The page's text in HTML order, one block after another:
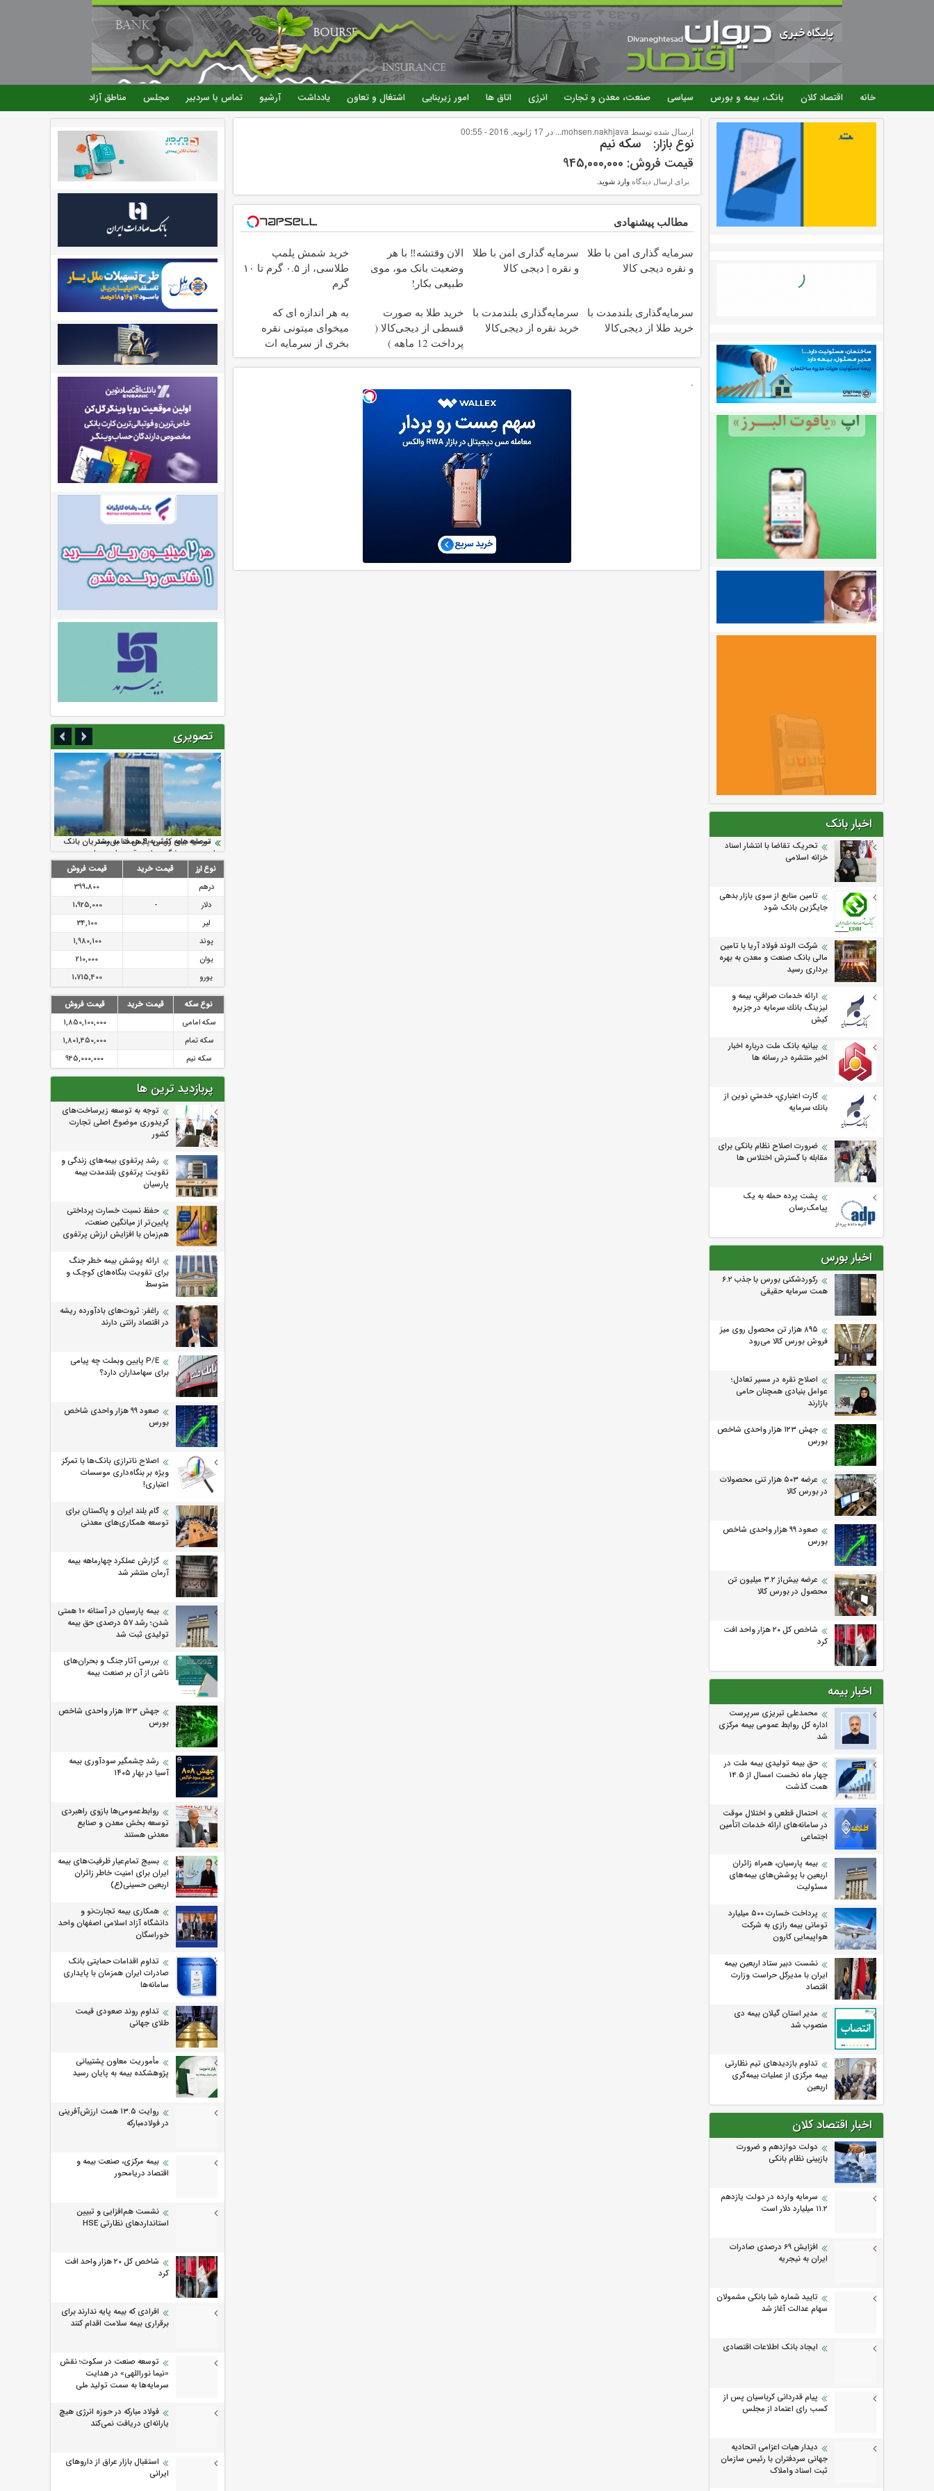
رفتن
به
محتوای
اصلی
خانه اقتصاد کلان بانک، بیمه و بورس سیاسی صنعت، معدن و تجارت انرژی اتاق ها امور زیربنایی اشتغال و تعاون یادداشت آرشیو تماس با سردبیر مجلس مناطق آزاد
اخبار بانک
تحریک تقاضا با انتشار اسناد
خزانه اسلامی
تامین منابع از سوی بازار بدهی
جایگزین بانک شود
شرکت الوند فولاد آریا با تامین
مالی بانک صنعت و معدن به بهره
برداری رسید
ارائه خدمات صرافي، بيمه و
ليزينگ بانك سرمايه در جزيره
كيش
بیانیه بانک ملت درباره اخبار
اخیر منتشره در رسانه ها
كارت اعتباري، خدمتي نوين از
بانك سرمايه
ضرورت اصلاح نظام بانکی برای
مقابله با گسترش اختلاس ها
پشت پرده حمله به یک
پیامک‌رسان
اخبار بورس
رکوردشکنی بورس با جذب ۶.۲
همت سرمایه حقیقی
۸۹۵ هزار تن محصول روی میز
فروش بورس کالا می‌‌رود
اصلاح نقره در مسیر تعادل؛
عوامل بنیادی همچنان حامی
بازارند
جهش ۱۲۳ هزار واحدی شاخص
بورس
عرضه ۵۰۳ هزار تنی محصولات
در بورس کالا
صعود ۹۹ هزار واحدی شاخص
بورس
عرضه بیش‌از ۳.۲ میلیون تن
محصول در بورس کالا
شاخص کل ۲۰ هزار واحد افت
کرد
اخبار بیمه
محمدعلی تبریزی سرپرست
اداره كل روابط عمومی بیمه مركزی
شد
حق بیمه تولیدی بیمه ملت در
چهار ماه نخست امسال از 14.5
همت گذشت
احتمال قطعی و اختلال موقت
در سامانه‌های ارائه خدمات اتأمین
اجتماعی
بیمه پارسیان، همراه زائران
اربعین با پوشش‌های بیمه‌های
مسئولیت
پرداخت خسارت ۵۰۰ میلیارد
تومانی بیمه رازی به شرکت
هواپیمایی کارون
نشست دبیر ستاد اربعین بیمه
ایران با مدیرکل حراست وزارت
اقتصاد
مدیر استان گیلان بیمه دی
منصوب شد
تداوم بازدیدهای تیم نظارتی
بیمه مرکزی از عملیات بیمه‌گری
اربعین
اخبار اقتصاد کلان
دولت دوازدهم و ضرورت
بازبینی نظام بانکی
سرمایه وارده در دولت یازدهم
۱۱.۲ میلیارد دلار است
افزایش 69 درصدی صادرات
ایران به نیجریه
تایید شماره شبا بانکی مشمولان
سهام عدالت آغاز شد
ایجاد بانک اطلاعات اقتصادی
پیام قدردانی کرباسیان پس از
کسب رای اعتماد از مجلس
دیدار هیات اعزامی اتحادیه
جهانی سردفتران با رئیس سازمان
ثبت اسناد واملاک
ارسال شده توسط mohsen.nakhjava... در 17 ژانویه, 2016 - 00:55
نوع بازار:
سکه نیم
قیمت فروش: 945,000,000
برای ارسال دیدگاهوارد شوید.
مطالب پیشنهادی
سرمایه گذاری امن با طلا
و نقره دیجی کالا
سرمایه گذاری امن با طلا
و نقره | دیجی کالا
الان وقتشه‼️ با هر
وضعیت بانک مو، موی
طبیعی بکار!
خرید شمش پلمپ
طلاسی، از ۰.۵ گرم تا ۱۰
گرم
سرمایه‌گذاری بلندمدت با
خرید طلا از دیجی‌کالا
سرمایه‌گذاری بلندمدت با
خرید نقره از دیجی‌کالا
خرید طلا به صورت
قسطی از دیجی‌کالا (
پرداخت 12 ماهه )
به هر اندازه ای که
میخوای میتونی نقره
بخری از سرمایه ات
محافظت کنی
.
تصویری
ارزش سهام عدالت بالا رفت
سرمایه بیمه کوثر به ۴ همت می‌رسد
نود ثانیه با فولاد سنگان
تقدیر دبیرکل سندیکای بیمه گران ایران از
اقدامات مدیرعامل بیمه رازی
توصیه های رئیس پلیس فتا به مشتریان بانک
ها در مورد پیشگیری از سرقت های مجازی
نوع ارز قیمت خرید
قیمت فروش
درهم
399،800
دلار
-
1،925,000
لیر
34,100
پوند
1,980,100
یوان
210,000
یورو
1،715,400
نوع سکه قیمت خرید
قیمت فروش
سکه امامی
1,850,100,000
سکه تمام
1,801,450,000
سکه نیم
945,000,000
پربازدید ترین ها
توجه به توسعه زیرساخت‌های
کریدوری موضوع اصلی تجارت
کشور
رشد پرتفوی بیمه‌های زندگی و
تقویت پرتفوی بلندمدت بیمه
پارسیان
حفظ نسبت خسارت پرداختی
پایین‌تر از میانگین صنعت،
هم‌زمان با افزایش ارزش پرتفوی
ارائه پوشش بیمه خطر جنگ
برای تقویت بنگاه‌های کوچک و
متوسط
راغفر: ثروت‌های بادآورده ریشه
در اقتصاد رانتی دارند
P/E پایین وبملت چه پیامی
برای سهامداران دارد؟
صعود ۹۹ هزار واحدی شاخص
بورس
اصلاح ناترازی بانک‌ها با تمرکز
ویژه بر بنگاه‌داری موسسات
اعتباری!
گام بلند ایران و پاکستان برای
توسعه همکاری‌های معدنی
گزارش عملکرد چهارماهه بیمه
آرمان منتشر شد
بیمه پارسیان در آستانه 10 همتی
شدن؛ رشد ۵۷ درصدی حق بیمه
تولیدی ثبت شد
بررسی آثار جنگ و بحران‌های
ناشی از آن بر صنعت بیمه
جهش ۱۲۳ هزار واحدی شاخص
بورس
رشد چشمگیر سودآوری بیمه
آسیا در بهار ۱۴۰۵
روابط‌‌عمومی‌ها بازوی راهبردی
توسعه بخش معدن و صنایع
معدنی هستند
بسیج تمام‌عیار ظرفیت‌های بیمه
ایران برای امنیت خاطر زائران
اربعین حسینی(ع)
همکاری بیمه تجارت‌نو و
دانشگاه آزاد اسلامی اصفهان واحد
خوراسگان
تداوم اقدامات حمایتی بانک
صادرات ایران همزمان با پایداری
سامانه‌ها
تداوم روند صعودی قیمت
طلای جهانی
مأموریت معاون پشتیبانی
پژوهشكده بیمه به پایان رسید
روایت ۱۳.۵ همت ارزش‌آفرینی
در فولادمبارکه
بیمه مرکزی، صنعت بیمه و
اقتصاد دریامحور
نشست هم‌افزایی و تبیین
استانداردهای نظارتی HSE
شاخص کل ۲۰ هزار واحد افت
کرد
افرادی که بیمه پایه ندارند برای
برقراری بیمه سلامت اقدام کنند
توسعه صنعت در سکوت؛ نقش
«نیما نوراللهی» در هدایت
سرمایه‌ها به سمت تولید ملی
فولاد مبارکه در حوزه انرژی هیچ
یارانه‌ای دریافت نمی‌کند
استقبال بازار عراق از داروهای
ایرانی